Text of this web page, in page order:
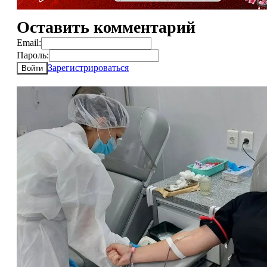
Оставить комментарий
Email:
Пароль:
Войти Зарегистрироваться